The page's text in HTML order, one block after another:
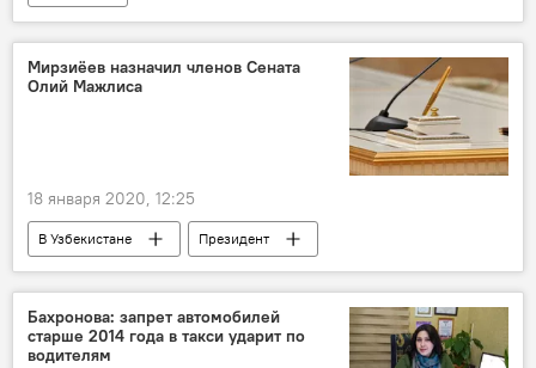
Мирзиёев назначил членов Сената
Олий Мажлиса
18 января 2020, 12:25
В Узбекистане
Президент
Сенат Олий Мажлиса Узбекистана
Указ
назначение
подписание документов
Узбекистан
Политика
Бахронова: запрет автомобилей
старше 2014 года в такси ударит по
водителям